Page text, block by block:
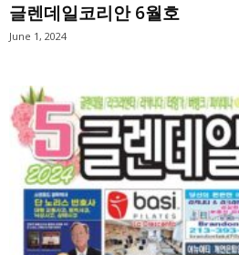
글렌데일코리안 6월호
June 1, 2024